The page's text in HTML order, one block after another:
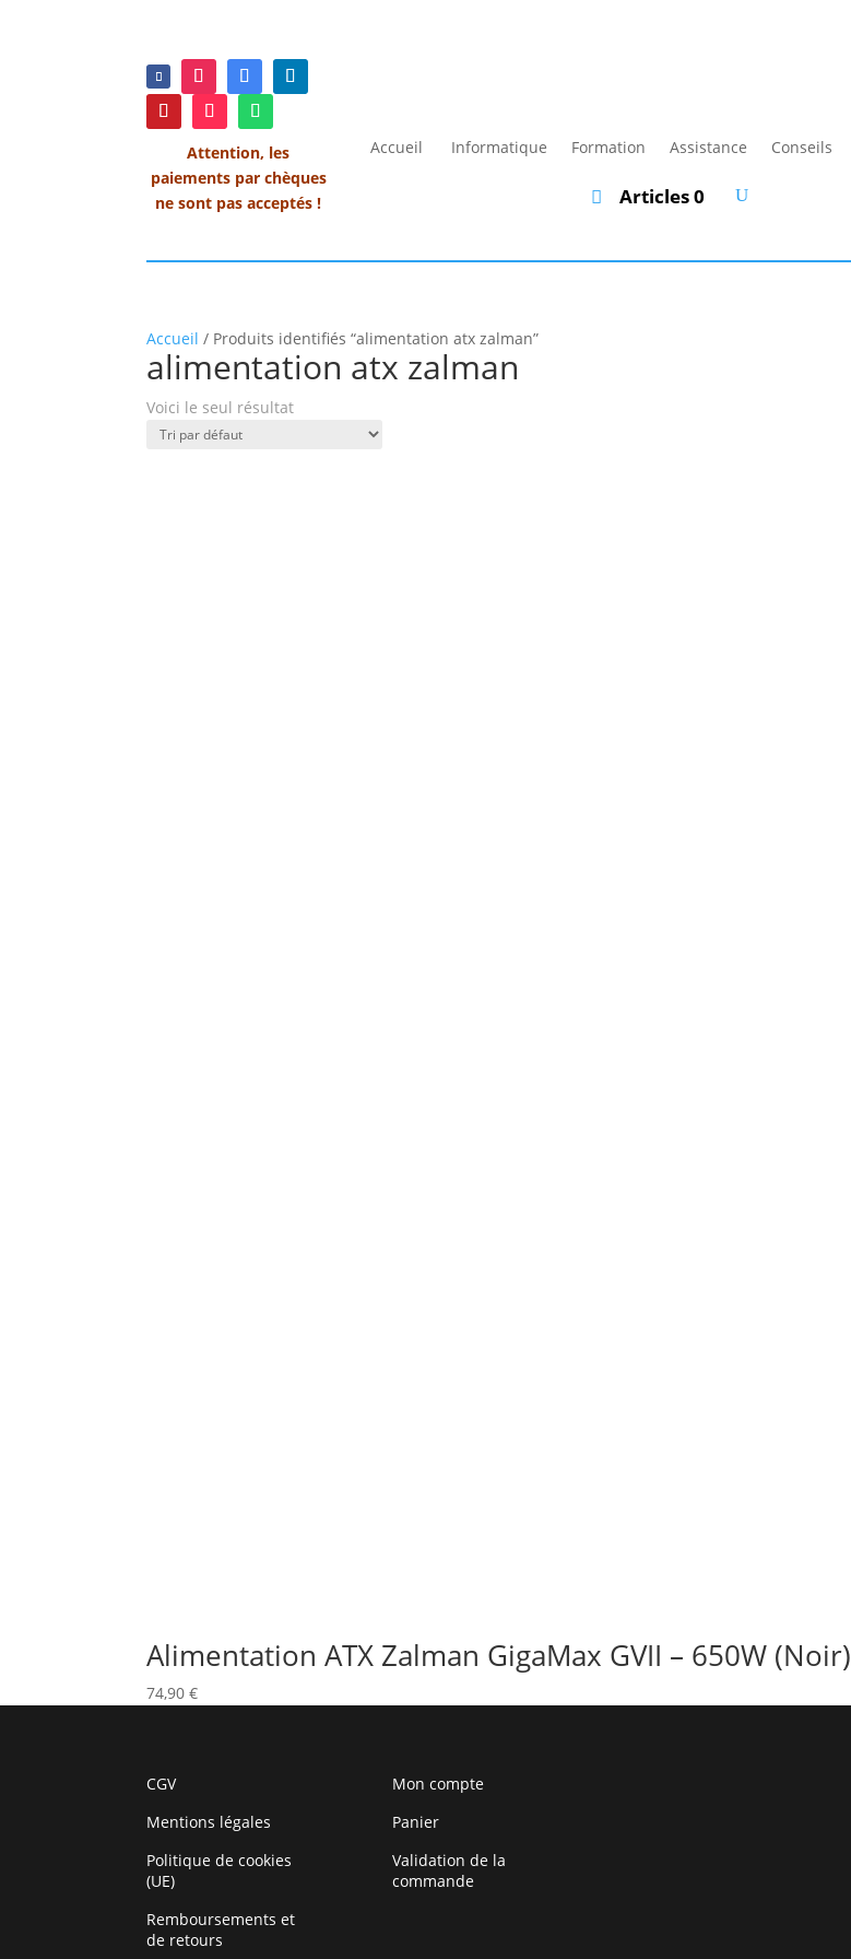
Attention, les
paiements par chèques
ne sont pas acceptés !
Accueil Informatique Formation Assistance Conseils
Articles 0
Accueil / Produits identifiés “alimentation atx zalman”
alimentation atx zalman
Voici le seul résultat
Alimentation ATX Zalman GigaMax GVII – 650W (Noir)
74,90€
CGV
Mentions légales
Politique de cookies
(UE)
Remboursements et
de retours
Mon compte
Panier
Validation de la
commande